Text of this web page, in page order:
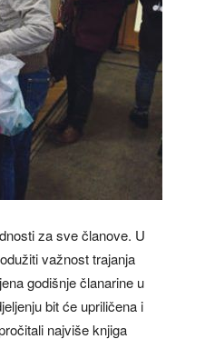
za sve članove. U
važnost trajanja
godišnje članarine u
bit će upriličena i
najviše knjiga